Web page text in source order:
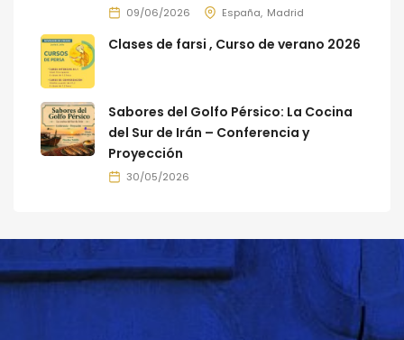
09/06/2026 España Madrid
Clases de farsi , Curso de verano 2026
Sabores del Golfo Pérsico: La Cocina
del Sur de Irán – Conferencia y
Proyección
30/05/2026